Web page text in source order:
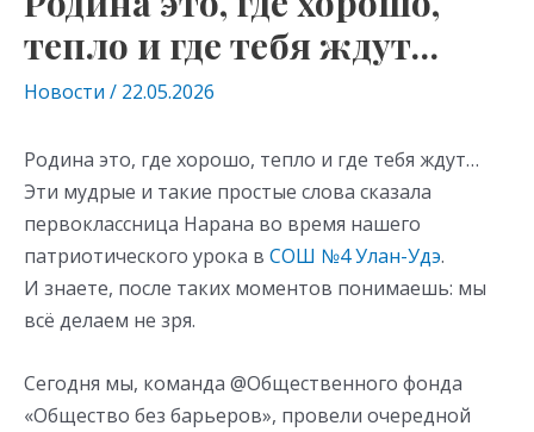
тепло и где тебя ждут…
Новости / 22.05.2026
Родина это, где хорошо, тепло и где тебя ждут…
Эти мудрые и такие простые слова сказала
первоклассница Нарана во время нашего
патриотического урока в СОШ №4 Улан-Удэ.
И знаете, после таких моментов понимаешь: мы
всё делаем не зря.
Сегодня мы, команда @Общественного фонда
«Общество без барьеров», провели очередной